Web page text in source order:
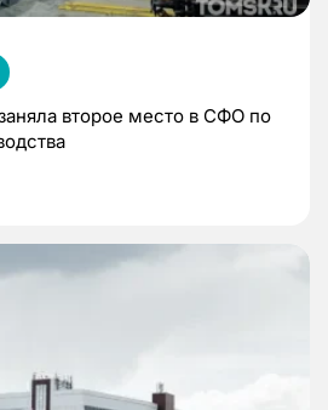
второе место в СФО по